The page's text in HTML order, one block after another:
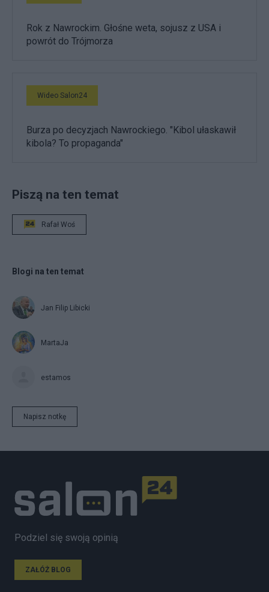
Rok z Nawrockim. Głośne weta, sojusz z USA i
powrót do Trójmorza
Wideo Salon24
Burza po decyzjach Nawrockiego. "Kibol ułaskawił
kibola? To propaganda"
Piszą na ten temat
Rafał Woś
Blogi na ten temat
Jan Filip Libicki
MartaJa
estamos
Napisz notkę
Podziel się swoją opinią
ZAŁÓŻ BLOG